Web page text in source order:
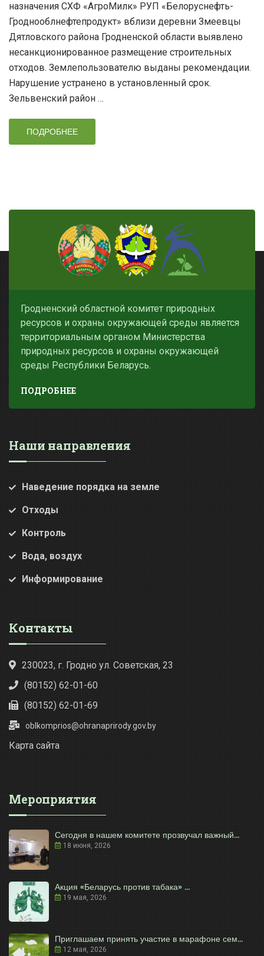
назначения СХФ «АгроМилк» РУП «Белоруснефть-
Гроднооблнефтепродукт» вблизи деревни Змеевцы
Дятловского района Гродненской области выявлено
несанкционированное размещение строительных
отходов. Землепользователю выданы рекомендации.
Нарушение устранено в установленный срок.
Зельвенский район …
ПОДРОБНЕЕ
Гродненский областной комитет природных
ресурсов и охраны окружающей среды является
территориальным органом Министерства
природных ресурсов и охраны окружающей
среды Республики Беларусь.
ПОДРОБНЕЕ
Наши направления
Наведение порядка на земле
Отходы
Контроль
Вода, воздух
Информирование
Контакты
230023, г. Гродно ул. Советская, 23
(80152) 62-01-60
(80152) 62-01-69
oblkomprios@ohranaprirody.gov.by
Карта сайта
Мероприятия
Сегодня в нашем комитете прозвучал важный...
18 июня, 2026
Акция «Беларусь против табака» ...
19 мая, 2026
Приглашаем принять участие в марафоне сем...
12 мая, 2026